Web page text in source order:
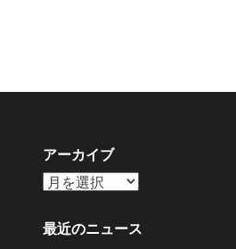
アーカイブ
ア
カ
最近のニュース